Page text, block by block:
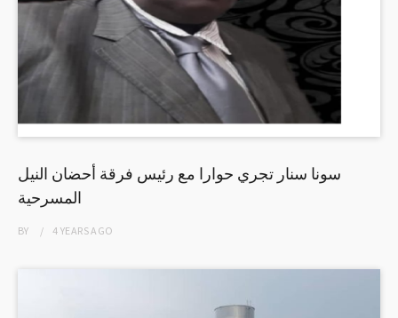
سونا سنار تجري حوارا مع رئيس فرقة أحضان النيل
المسرحية
BY 4 YEARSAGO